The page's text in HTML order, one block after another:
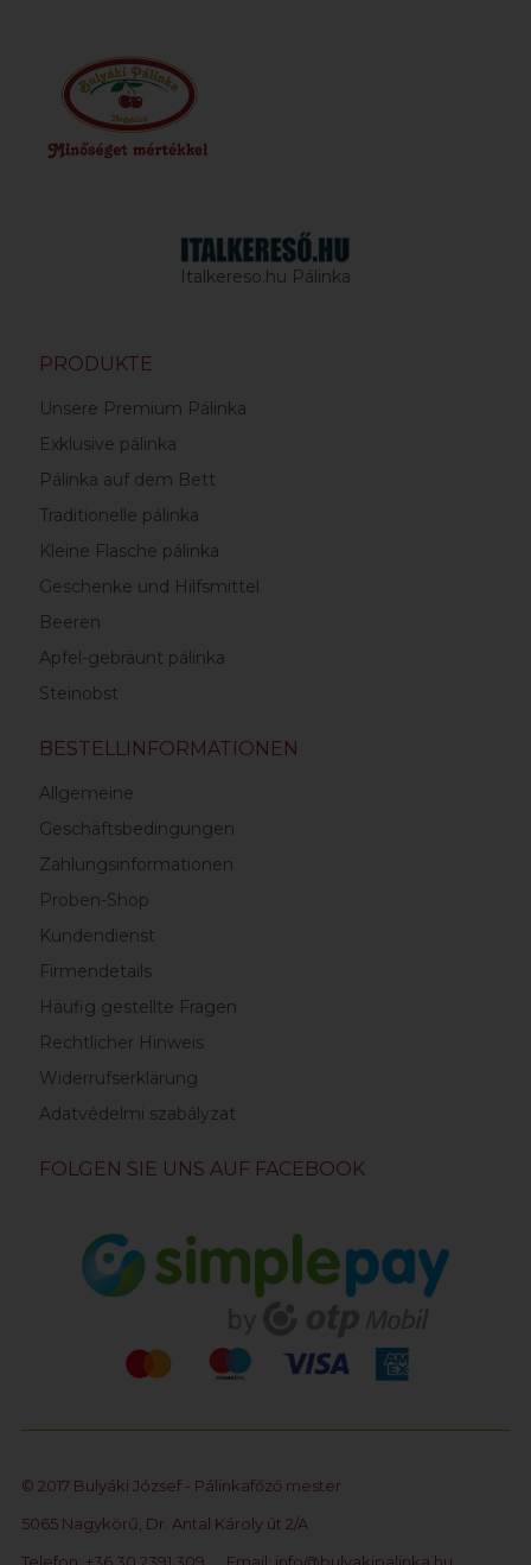
Italkereso.hu Pálinka
PRODUKTE
Unsere Premium Pálinka
Exklusive pálinka
Pálinka auf dem Bett
Traditionelle pálinka
Kleine Flasche pálinka
Geschenke und Hilfsmittel
Beeren
Apfel-gebräunt pálinka
Steinobst
BESTELLINFORMATIONEN
Allgemeine
Geschäftsbedingungen
Zahlungsinformationen
Proben-Shop
Kundendienst
Firmendetails
Häufig gestellte Fragen
Rechtlicher Hinweis
Widerrufserklärung
Adatvédelmi szabályzat
FOLGEN SIE UNS AUF FACEBOOK
© 2017 Bulyáki József - Pálinkafőző mester
5065 Nagykörű, Dr. Antal Károly út 2/A